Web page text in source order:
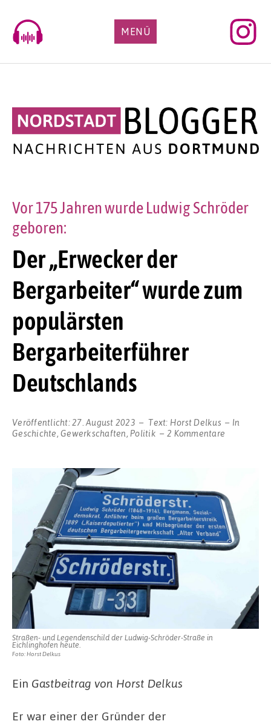
content
MENÜ
Der „Erwecker der
Bergarbeiter“ wurde zum
populärsten
Bergarbeiterführer
Deutschlands
Vor 175 Jahren wurde Ludwig Schröder
geboren:
Veröffentlicht:27. August 2023 Text: Horst Delkus
In
Geschichte, Gewerkschaften, Politik 2 Kommentare
zum
Straßen- und Legendenschild der Ludwig-Schröder-Straße in
Eichlinghofen heute.
Foto: Horst Delkus
Ein Gastbeitrag von Horst Delkus
Er war einer der Gründer der